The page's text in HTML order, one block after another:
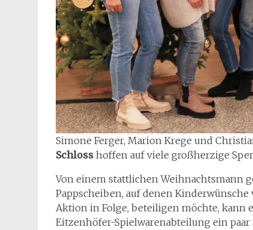
Simone Ferger, Marion Krege und
Schloss hoffen auf viele großherzige
Von einem stattlichen Weihnachtsmann
Pappscheiben, auf denen
Aktion in Folge, beteiligen möchte, kann
Eitzenhöfer-Spielwarenabteilung ein